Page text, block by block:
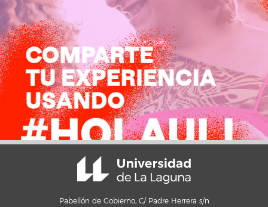
Pabellón de Gobierno, C/ Padre Herrera s/n